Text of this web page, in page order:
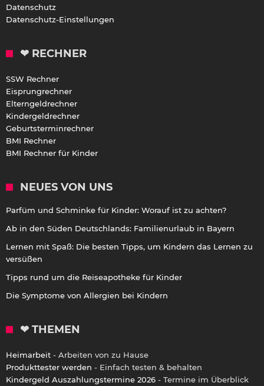
Datenschutz
Datenschutz-Einstellungen
❤ RECHNER
SSW Rechner
Eisprungrechner
Elterngeldrechner
Kindergeldrechner
Geburtsterminrechner
BMI Rechner
BMI Rechner für Kinder
NEUES VON UNS
Parfüm und Schminke für Kinder: Worauf ist zu achten?
Ab in den Süden Deutschlands: Familienurlaub in Bayern
Lernen mit Spaß: Die besten Tipps, um Kindern das Lernen zu
versüßen
Tipps rund um die Reiseapotheke für Kinder
Die Symptome von Allergien bei Kindern
❤ THEMEN
Heimarbeit - Arbeiten von zu Hause
Produkttester werden - Einfach testen & behalten
Kindergeld Auszahlungstermine 2026 - Termine im Überblick